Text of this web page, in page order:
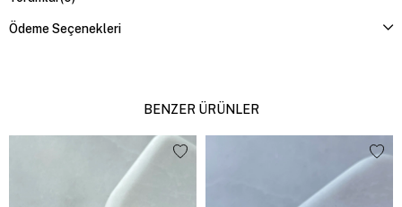
Ödeme Seçenekleri
BENZER ÜRÜNLER